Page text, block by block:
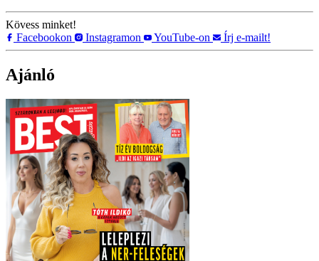
Kövess minket!
Facebookon
Instagramon YouTube-on Írj e-mailt!
Ajánló